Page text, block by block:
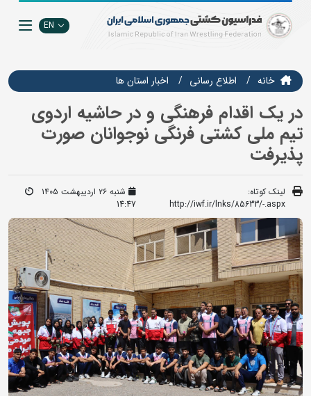
EN
خانه اطلاع رسانی اخبار استان ها
در یک اقدام فرهنگی و در حاشیه اردوی
تیم ملی کشتی فرنگی نوجوانان صورت
پذیرفت
لینک کوتاه:
http://iwf.ir/lnks/85633/-.aspx
شنبه ۲۶ اردیبهشت ۱۴۰۵
14:47